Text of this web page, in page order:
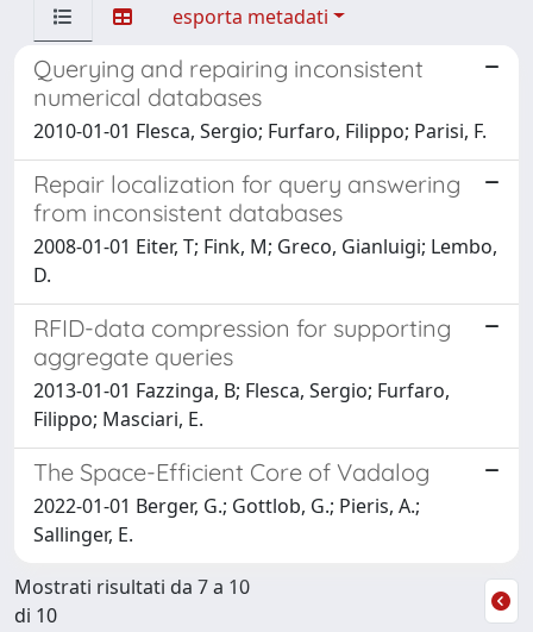
esporta metadati
Querying and repairing inconsistent
numerical databases
2010-01-01 Flesca, Sergio; Furfaro, Filippo; Parisi, F.
Repair localization for query answering
from inconsistent databases
2008-01-01 Eiter, T; Fink, M; Greco, Gianluigi; Lembo,
D.
RFID-data compression for supporting
aggregate queries
2013-01-01 Fazzinga, B; Flesca, Sergio; Furfaro,
Filippo; Masciari, E.
The Space-Efficient Core of Vadalog
2022-01-01 Berger, G.; Gottlob, G.; Pieris, A.;
Sallinger, E.
Mostrati risultati da 7 a 10
di 10